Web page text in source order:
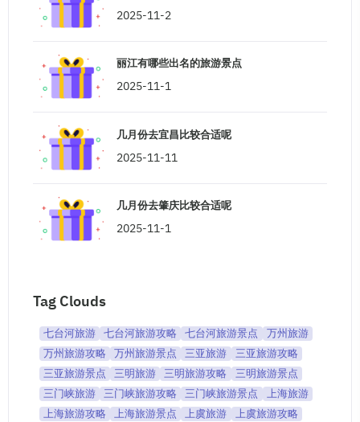
2025-11-2
丽江有哪些出名的旅游景点
2025-11-1
几月份去宜昌比较合适呢
2025-11-11
几月份去肇庆比较合适呢
2025-11-1
Tag Clouds
七台河旅游 七台河旅游攻略 七台河旅游景点
万州旅游
万州旅游攻略
万州旅游景点 三亚旅游
三亚旅游攻略
三亚旅游景点
三明旅游 三明旅游攻略
三明旅游景点
三门峡旅游
三门峡旅游攻略 三门峡旅游景点
上海旅游
上海旅游攻略
上海旅游景点 上虞旅游 上虞旅游攻略